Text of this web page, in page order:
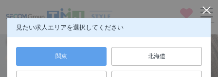
見たい求人エリアを選択してください
関東 北海道